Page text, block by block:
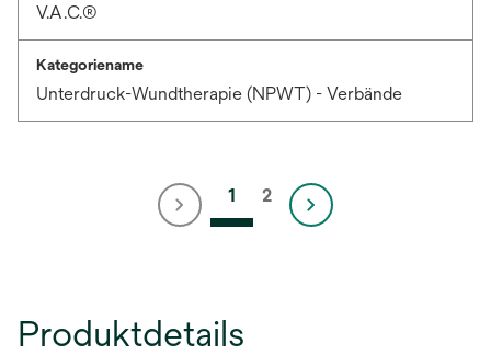
V.A.C.®
Kategoriename
Unterdruck-Wundtherapie (NPWT) - Verbände
1 2
Produktdetails